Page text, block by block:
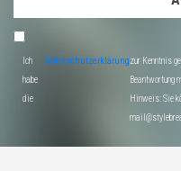
Ich
habe
die
Datenschutzerklärungzur Kenntnis
Beantwortung
Hinweis: Sie